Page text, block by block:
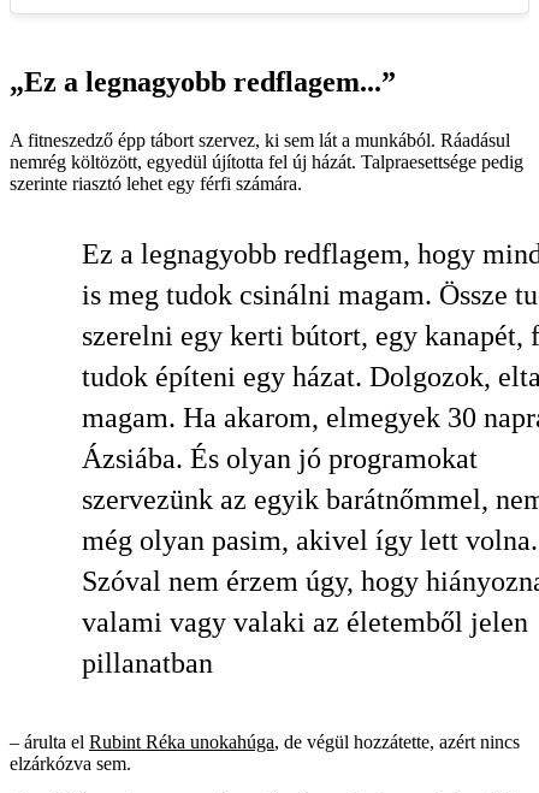
„Ez a legnagyobb redflagem...”
A fitneszedző épp tábort szervez, ki sem lát a munkából. Ráadásul
nemrég költözött, egyedül újította fel új házát. Talpraesettsége pedig
szerinte riasztó lehet egy férfi számára.
Ez a legnagyobb redflagem, hogy
is meg tudok csinálni magam. Össze
szerelni egy kerti bútort, egy kanapét,
tudok építeni egy házat. Dolgozok,
magam. Ha akarom, elmegyek 30
Ázsiába. És olyan jó programokat
szervezünk az egyik barátnőmmel,
még olyan pasim, akivel így lett volna.
Szóval nem érzem úgy, hogy
valami vagy valaki az életemből jelen
pillanatban
– árulta el Rubint Réka unokahúga, de végül hozzátette, azért nincs
elzárkózva sem.